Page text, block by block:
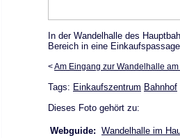
In der Wandelhalle des
Bereich in eine
<Am Eingang zur Wandelhalle
Tags: Einkaufszentrum Bahnhof
Dieses Foto gehört zu:
Webguide: Wandelhalle im